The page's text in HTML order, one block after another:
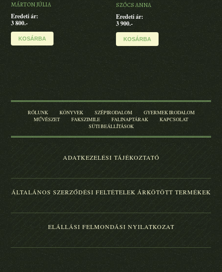
MÁRTON JÚLIA
Eredeti ár:
3 800.-
KOSÁRBA
SZŐCS ANNA
Eredeti ár:
3 900.-
KOSÁRBA
RÓLUNK KÖNYVEK SZÉPIRODALOM
GYERMEK IRODALOM
MŰVÉSZET
FAKSZIMILE FALINAPTÁRAK
KAPCSOLAT
SÜTI BEÁLLÍTÁSOK
ADATKEZELÉSI TÁJÉKOZTATÓ
ÁLTALÁNOS SZERZŐDÉSI FELTÉTELEK ÁRKÖTÖTT TERMÉKEK
ELÁLLÁSI FELMONDÁSI NYILATKOZAT